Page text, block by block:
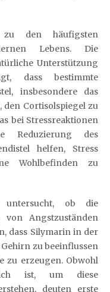
den häufigsten
Lebens. Die
Unterstützung
dass bestimmte
insbesondere das
Cortisolspiegel zu
bei Stressreaktionen
Reduzierung des
helfen, Stress
Wohlbefinden zu
untersucht, ob die
Angstzuständen
dass Silymarin in der
zu beeinflussen
zu erzeugen. Obwohl
ist, um diese
deuten erste